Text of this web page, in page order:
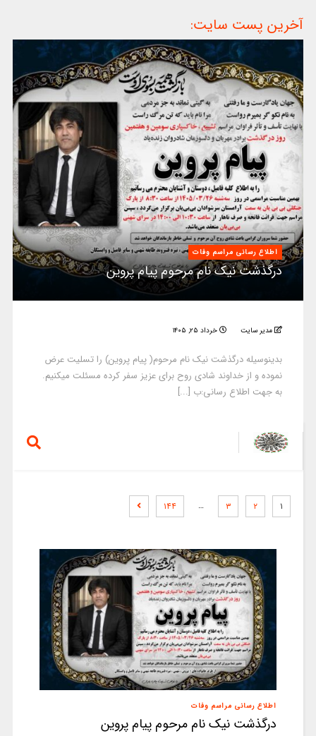
آخرین پست سایت:
اطلاع رسانی مراسم وفات
درگذشت نیک نام مرحوم پیام پروین
مدیر سایت خرداد ۲۵, ۱۴۰۵
بدینوسیله درگذشت نیک نام مرحوم( پیام پروین) را تسلیت عرض
نموده و از خداوند شادی روح برای عزیز سفر کرده مسئلت میکنیم.
به جهت اطلاع رسانی:ب [...]
۱ ۲ ۳ … ۱۴۴
اطلاع رسانی مراسم وفات
درگذشت نیک نام مرحوم پیام پروین